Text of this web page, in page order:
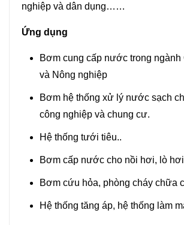
nghiệp và dân dụng……
Ứng dụng
Bơm cung cấp nước trong ngành
và Nông nghiệp
Bơm hệ thống xử lý nước sạch
công nghiệp và chung cư.
Hệ thống tưới tiêu..
Bơm cấp nước cho nồi hơi, lò
Bơm cứu hỏa, phòng cháy chữa
Hệ thống tăng áp, hệ thống làm